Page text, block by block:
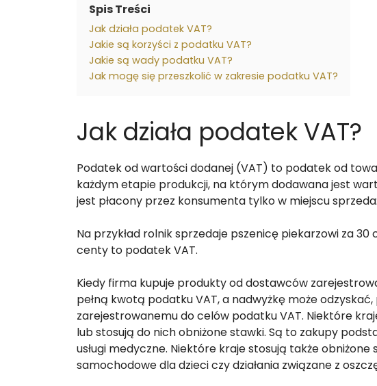
Spis Treści
Jak działa podatek VAT?
Jakie są korzyści z podatku VAT?
Jakie są wady podatku VAT?
Jak mogę się przeszkolić w zakresie podatku VAT?
Jak działa podatek VAT?
Podatek od wartości dodanej (VAT) to podatek od
każdym etapie produkcji, na którym dodawana jest
jest płacony przez konsumenta tylko w miejscu
Na przykład rolnik sprzedaje pszenicę piekarzowi za
centy to podatek VAT.
Kiedy firma kupuje produkty od dostawców
pełną kwotą podatku VAT, a nadwyżkę może
zarejestrowanemu do celów podatku VAT. Niektóre
lub stosują do nich obniżone stawki. Są to zakupy
usługi medyczne. Niektóre kraje stosują także
samochodowe dla dzieci czy działania związane z